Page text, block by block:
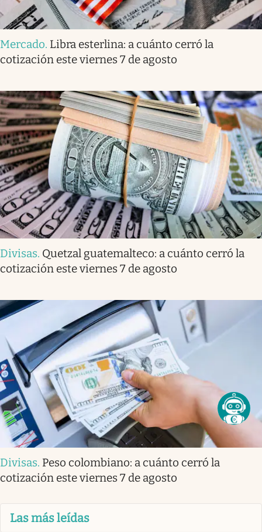
Mercado. Libra esterlina: a cuánto cerró la
cotización este viernes 7 de agosto
Divisas. Quetzal guatemalteco: a cuánto cerró la
cotización este viernes 7 de agosto
Divisas. Peso colombiano: a cuánto cerró la
cotización este viernes 7 de agosto
Las más leídas